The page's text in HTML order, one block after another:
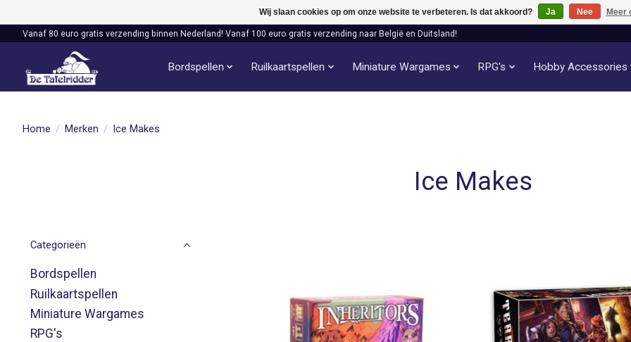
Vanaf 80 euro gratis verzending binnen Nederland! Vanaf 100 euro gratis verzending naar België en Duitsland!
Bordspellen Ruilkaartspellen Miniature Wargames RPG's Hobby Accessories
Home / Merken / Ice Makes
Ice Makes
Categorieën
Bordspellen
Ruilkaartspellen
Miniature Wargames
RPG's
Wij slaan cookies op om onze website te verbeteren. Is dat akkoord? Ja Nee Meer